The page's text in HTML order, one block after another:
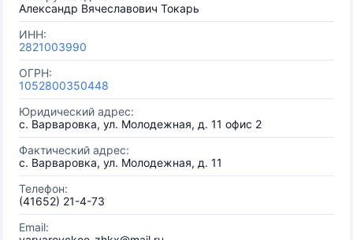
Александр Вячеславович Токарь
ИНН:
2821003990
ОГРН:
1052800350448
Юридический адрес:
с. Варваровка, ул. Молодежная, д. 11 офис 2
Фактический адрес:
с. Варваровка, ул. Молодежная, д. 11
Телефон:
(41652) 21-4-73
Email: